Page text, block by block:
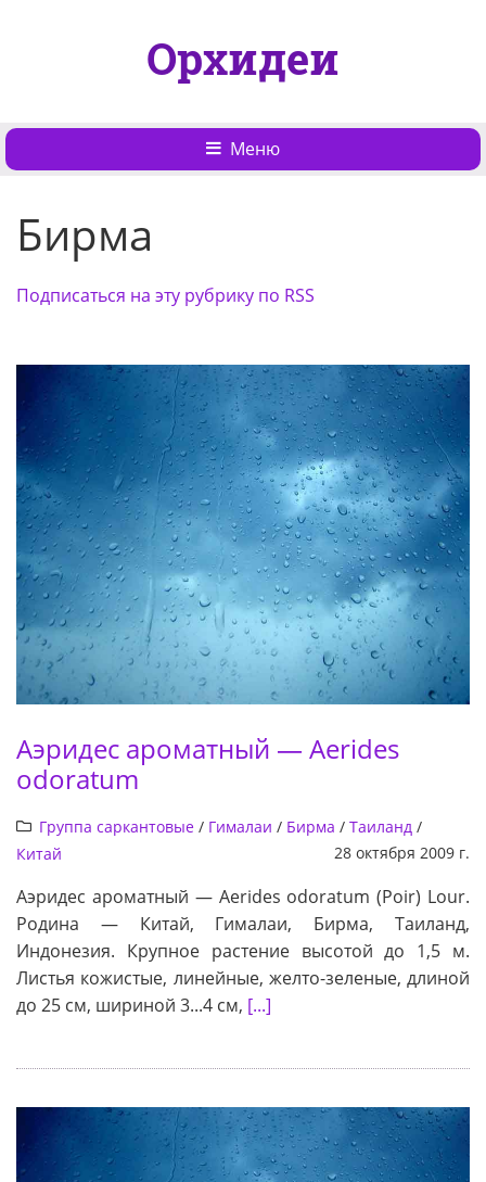
Орхидеи
Меню
Бирма
Подписаться на эту рубрику по RSS
Аэридес ароматный — Aerides
odoratum
Группа саркантовые/ Гималаи / Бирма / Таиланд/
Китай
28 октября 2009 г.
Аэридес ароматный — Aerides odoratum (Poir) Lour.
Родина — Китай, Гималаи, Бирма, Таиланд,
Индонезия. Крупное растение высотой до 1,5 м.
Листья кожистые, линейные, желто-зеленые, длиной
до 25 см, шириной 3...4 см, [...]